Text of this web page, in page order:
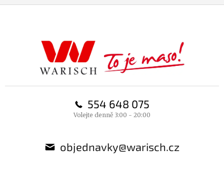
554 648 075
Volejte denně 3:00 - 20:00
objednavky@warisch.cz